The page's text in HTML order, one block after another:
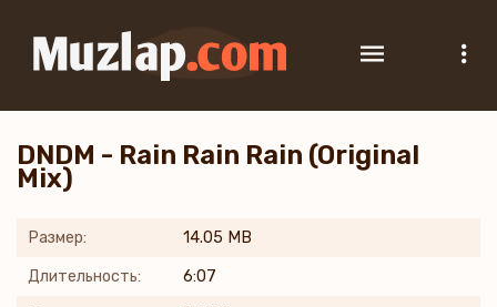
DNDM - Rain Rain Rain (Original
Mix)
Размер: 14.05 MB
Длительность: 6:07